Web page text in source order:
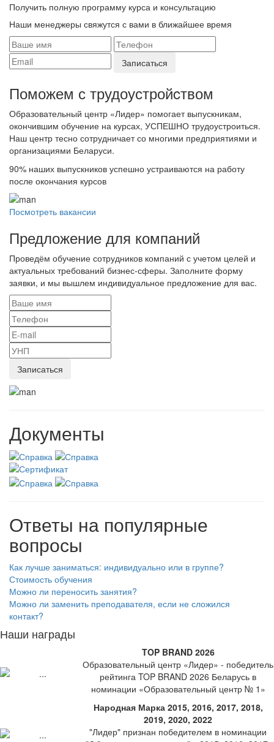
Получить полную программу курса и консультацию
Наши менеджеры свяжутся с вами в ближайшее время
Поможем с трудоустройcтвом
Образовательный центр «Лидер» помогает выпускникам,
окончившим обучение на курсах, УСПЕШНО трудоустроиться.
Наш центр тесно сотрудничает со многими предприятиями и
организациями Беларуси.
90% наших выпускников успешно устраиваются на работу
после окончания курсов
Посмотреть вакансии
Предложение для компаний
Проведём обучение сотрудников компаний с учетом целей и
актуальных требований бизнес-сферы. Заполните форму
заявки, и мы вышлем индивидуальное предложение для вас.
Документы
Ответы на популярные
вопросы
Как лучше заниматься: индивидуально или в группе?
Стоимость обучения
Можно ли переносить занятия?
Можно ли заменить преподавателя, если не сложился
контакт?
Наши награды
TOP BRAND 2026
Образовательный центр «Лидер» - победитель
рейтинга TOP BRAND 2026 Беларусь в
номинации «Образовательный центр № 1»
Народная Марка 2015, 2016, 2017, 2018,
2019, 2020, 2022
"Лидер" признан победителем в номинации